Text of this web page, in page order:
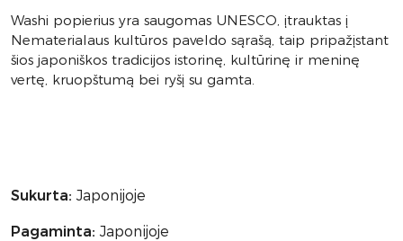
Washi popierius yra saugomas UNESCO, įtrauktas į
Nematerialaus kultūros paveldo sąrašą, taip pripažįstant
šios japoniškos tradicijos istorinę, kultūrinę ir meninę
vertę, kruopštumą bei ryšį su gamta.
Sukurta: Japonijoje
Pagaminta: Japonijoje